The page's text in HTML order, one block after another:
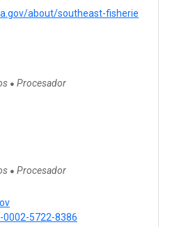
about/southeast-fisherie
● Procesador
● Procesador
5722-8386